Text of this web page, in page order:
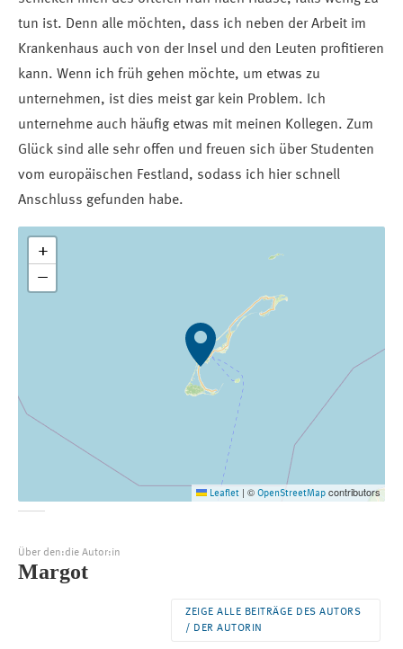
tun ist. Denn alle möchten, dass ich neben der Arbeit im
Krankenhaus auch von der Insel und den Leuten profitieren
kann. Wenn ich früh gehen möchte, um etwas zu
unternehmen, ist dies meist gar kein Problem. Ich
unternehme auch häufig etwas mit meinen Kollegen. Zum
Glück sind alle sehr offen und freuen sich über Studenten
vom europäischen Festland, sodass ich hier schnell
Anschluss gefunden habe.
+
−
Leaflet © OpenStreetMap contributors
Über den:die Autor:in
Margot
ZEIGE ALLE BEITRÄGE DES AUTORS
/ DER AUTORIN